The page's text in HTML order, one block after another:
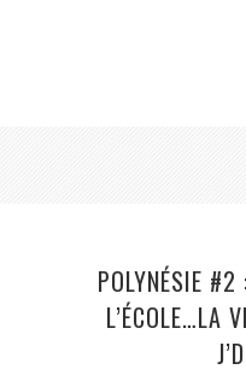
POLYNÉSIE
L’ÉCOLE…LA